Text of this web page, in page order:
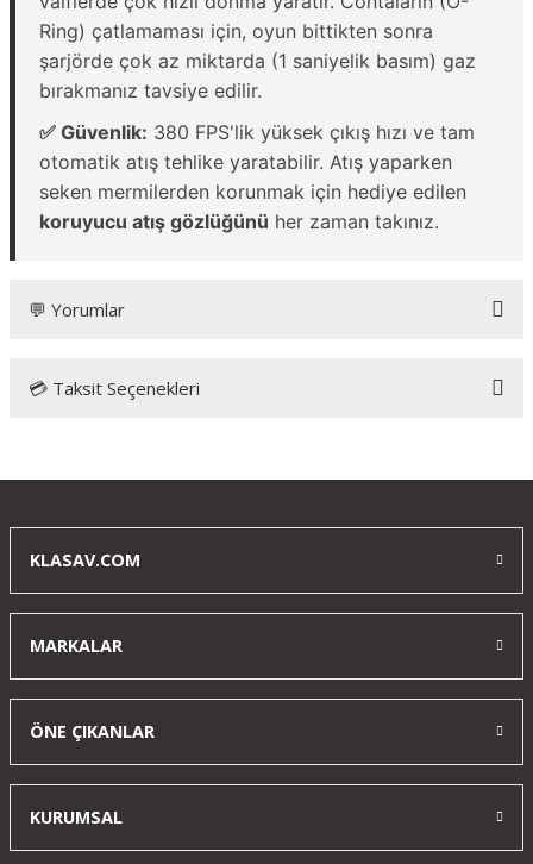
Ring) çatlamaması için, oyun bittikten sonra
şarjörde çok az miktarda (1 saniyelik basım) gaz
bırakmanız tavsiye edilir.
✅ Güvenlik: 380 FPS'lik yüksek çıkış hızı ve tam
otomatik atış tehlike yaratabilir. Atış yaparken
seken mermilerden korunmak için hediye edilen
koruyucu atış gözlüğünü her zaman takınız.
💬 Yorumlar
Bu ürüne ilk yorumu siz yapın!
💳 Taksit Seçenekleri
KLASAV.COM
MARKALAR
ÖNE ÇIKANLAR
KURUMSAL